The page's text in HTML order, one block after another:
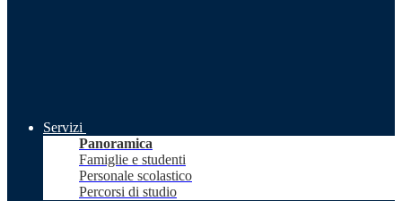
Servizi
Panoramica
Famiglie e studenti
Personale scolastico
Percorsi di studio